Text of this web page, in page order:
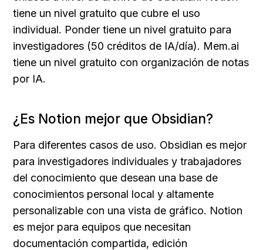
tiene un nivel gratuito que cubre el uso
individual. Ponder tiene un nivel gratuito para
investigadores (50 créditos de IA/día). Mem.ai
tiene un nivel gratuito con organización de notas
por IA.
¿Es Notion mejor que Obsidian?
Para diferentes casos de uso. Obsidian es mejor
para investigadores individuales y trabajadores
del conocimiento que desean una base de
conocimientos personal local y altamente
personalizable con una vista de gráfico. Notion
es mejor para equipos que necesitan
documentación compartida, edición